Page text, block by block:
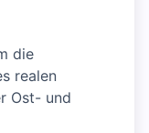
die
realen
Ost- und